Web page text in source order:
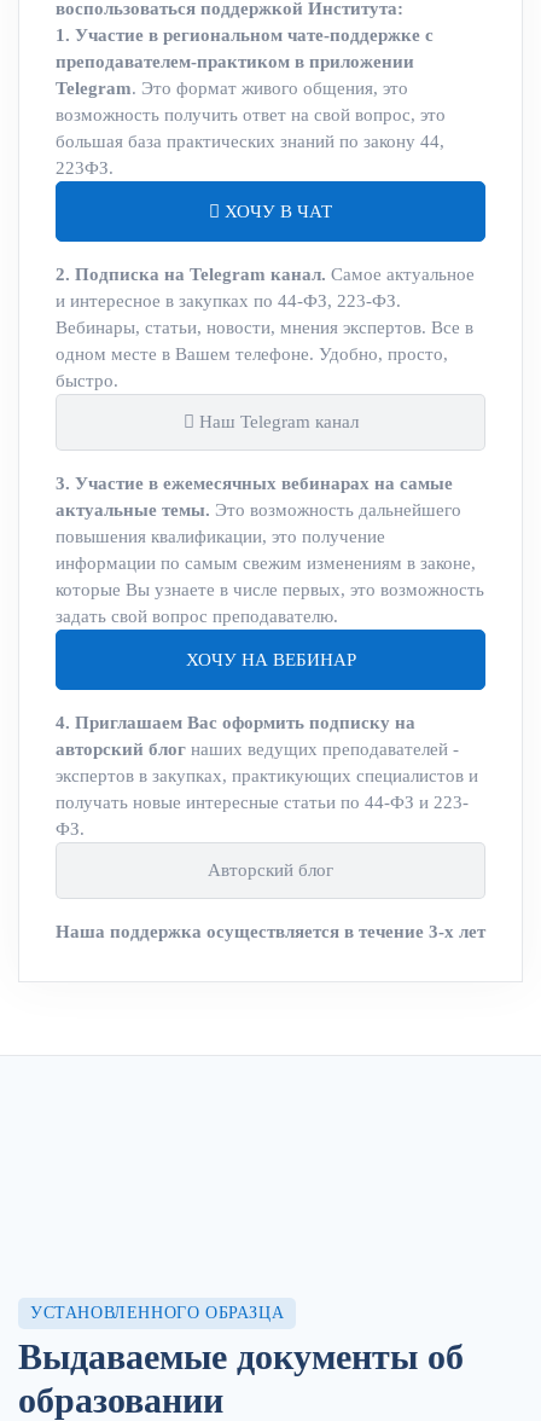
воспользоваться поддержкой Института:
1. Участие в региональном чате-поддержке с
преподавателем-практиком в приложении
Telegram. Это формат живого общения, это
возможность получить ответ на свой вопрос, это
большая база практических знаний по закону 44,
223ФЗ.
ХОЧУ В ЧАТ
2. Подписка на Telegram канал. Самое актуальное
и интересное в закупках по 44-ФЗ, 223-ФЗ.
Вебинары, статьи, новости, мнения экспертов. Все в
одном месте в Вашем телефоне. Удобно, просто,
быстро.
Наш Telegram канал
3. Участие в ежемесячных вебинарах на самые
актуальные темы. Это возможность дальнейшего
повышения квалификации, это получение
информации по самым свежим изменениям в законе,
которые Вы узнаете в числе первых, это возможность
задать свой вопрос преподавателю.
ХОЧУ НА ВЕБИНАР
4. Приглашаем Вас оформить подписку на
авторский блог наших ведущих преподавателей -
экспертов в закупках, практикующих специалистов и
получать новые интересные статьи по 44-ФЗ и 223-
ФЗ.
Авторский блог
Наша поддержка осуществляется в течение 3-х лет
УСТАНОВЛЕННОГО ОБРАЗЦА
Выдаваемые документы об
образовании